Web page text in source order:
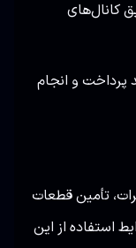
کانال‌های
پرداخت و انجام
تأمین قطعات
استفاده از این